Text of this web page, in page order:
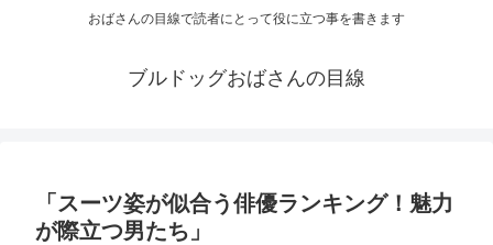
おばさんの目線で読者にとって役に立つ事を書きます
ブルドッグおばさんの目線
「スーツ姿が似合う俳優ランキング！魅力
が際立つ男たち」